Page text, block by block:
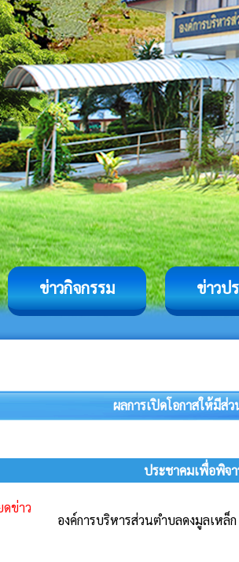
ข่าวกิจกรรม ข่าวป
ผลการเปิดโอกาสให้มีส่
ประชาคมเพื่อพิจ
ข่าว
องค์การบริหารส่วนตำบลดงมูลเห